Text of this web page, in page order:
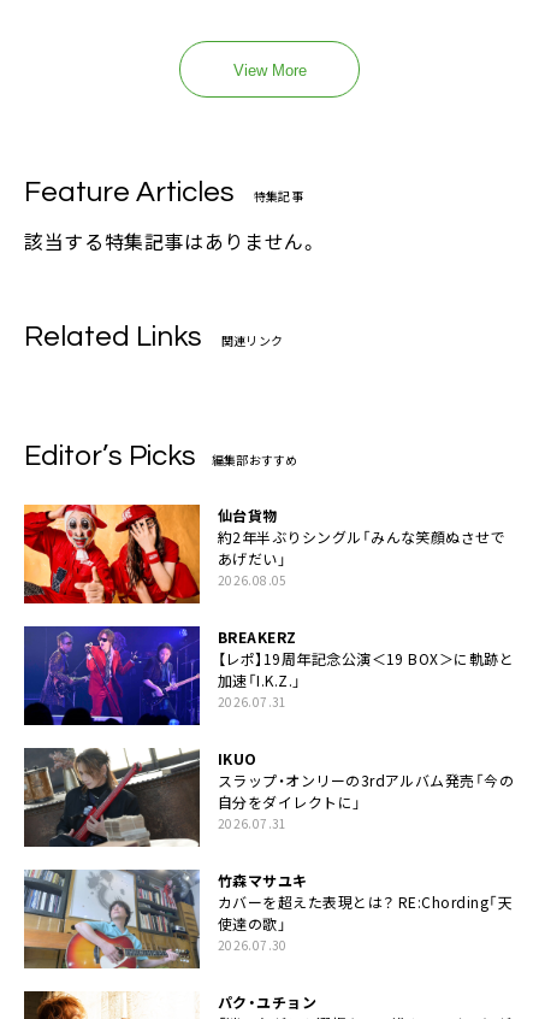
View More
Feature Articles 特集記事
該当する特集記事はありません。
Related Links 関連リンク
Editor’s Picks 編集部おすすめ
仙台貨物
約2年半ぶりシングル「みんな笑顔ぬさせで
あげだい」
2026.08.05
BREAKERZ
【レポ】19周年記念公演＜19 BOX＞に軌跡と
加速「I.K.Z.」
2026.07.31
IKUO
スラップ・オンリーの3rdアルバム発売「今の
自分をダイレクトに」
2026.07.31
竹森マサユキ
カバーを超えた表現とは？ RE:Chording「天
使達の歌」
2026.07.30
パク・ユチョン